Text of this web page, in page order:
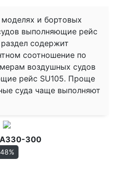
и бортовых
выполняющие рейс
содержит
соотношение по
воздушных судов
рейс SU105. Проще
суда чаще выполняют
300
48%